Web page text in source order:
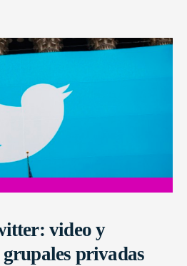
video y
grupales privadas